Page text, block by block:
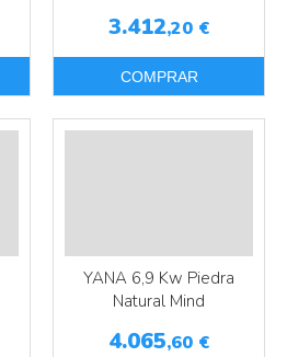
3.412,20 €
COMPRAR
YANA 6,9 Kw Piedra
Natural Mind
4.065,60 €
Más info